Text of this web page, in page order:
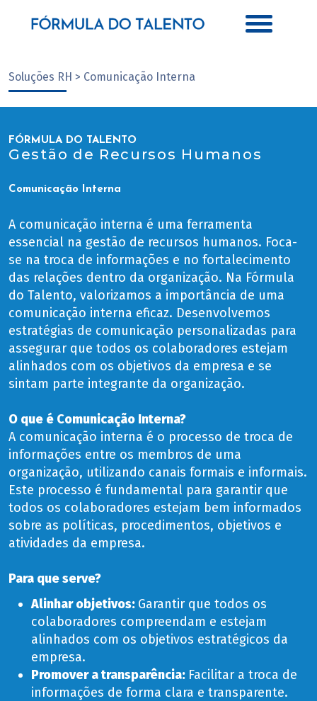
Soluções RH > Comunicação Interna
FÓRMULA DO TALENTO
Gestão de Recursos Humanos
Comunicação Interna
A comunicação interna é uma ferramenta
essencial na gestão de recursos humanos. Foca-
se na troca de informações e no fortalecimento
das relações dentro da organização. Na Fórmula
do Talento, valorizamos a importância de uma
comunicação interna eficaz. Desenvolvemos
estratégias de comunicação personalizadas para
assegurar que todos os colaboradores estejam
alinhados com os objetivos da empresa e se
sintam parte integrante da organização.
O que é Comunicação Interna?
A comunicação interna é o processo de troca de
informações entre os membros de uma
organização, utilizando canais formais e informais.
Este processo é fundamental para garantir que
todos os colaboradores estejam bem informados
sobre as políticas, procedimentos, objetivos e
atividades da empresa.
Para que serve?
Alinhar objetivos: Garantir que todos os
colaboradores compreendam e estejam
alinhados com os objetivos estratégicos da
empresa.
Promover a transparência: Facilitar a troca de
informações de forma clara e transparente.